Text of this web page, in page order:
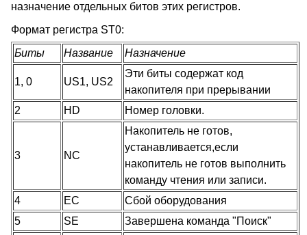
назначение отдельных битов этих регистров.
Формат регистра ST0:
Биты
Название Назначение
1, 0 US1, US2
Эти биты содержат код
накопителя при прерывании
2
HD Номер головки.
3 NC
Накопитель не готов,
устанавливается,если
накопитель не готов выполнить
команду чтения или записи.
4
EC
Сбой оборудования
5
SE Завершена команда "Поиск"